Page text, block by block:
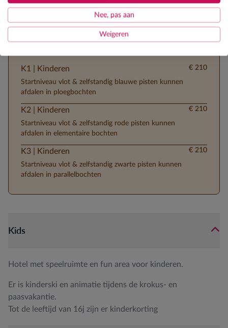
Nee, pas aan
Weigeren
Skilessen
Ontdek de verschillende lesgroepen
K1 | Kinderen
Startniveau vlot & zelfstandig blauwe pisten kunnen
afdalen in ploegbochten
€ 210
K2 | Kinderen
Startniveau vlot & zelfstandig rode pisten kunnen
afdalen in elementaire bochten
€ 210
K3 | Kinderen
Startniveau vlot & zelfstandig zwarte pisten kunnen
afdalen in parallelbochten
€ 210
Kids
Hotel met speelruimte en fun area voor kinderen.
Er is kinderski en animatie tijdens de krokus- en
paasvakantie.
Tot de leeftijd van 16j zijn er kinderkorting